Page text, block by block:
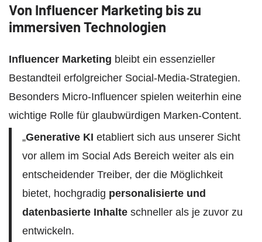
Von Influencer Marketing bis zu
immersiven Technologien
Influencer Marketing bleibt ein essenzieller
Bestandteil erfolgreicher Social-Media-Strategien.
Besonders Micro-Influencer spielen weiterhin eine
wichtige Rolle für glaubwürdigen Marken-Content.
„Generative KI etabliert sich aus unserer Sicht
vor allem im Social Ads Bereich weiter als ein
entscheidender Treiber, der die Möglichkeit
bietet, hochgradig personalisierte und
datenbasierte Inhalteschneller als je zuvor zu
entwickeln.